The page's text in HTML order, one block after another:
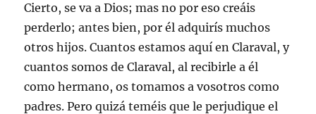
Cierto, se va a Dios; mas no por eso creáis
perderlo; antes bien, por él adquirís muchos
otros hijos. Cuantos estamos aquí en Claraval, y
cuantos somos de Claraval, al recibirle a él
como hermano, os tomamos a vosotros como
padres. Pero quizá teméis que le perjudique el